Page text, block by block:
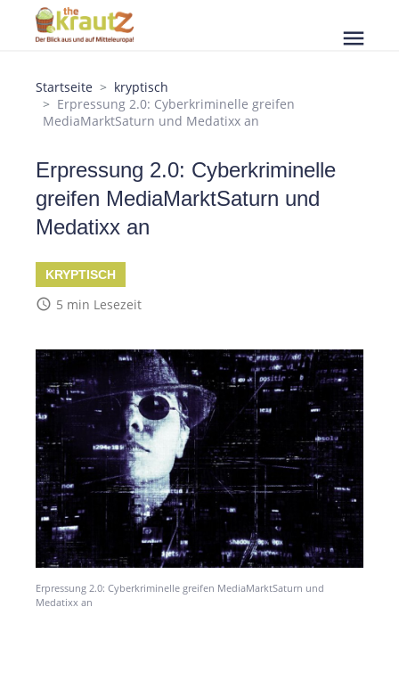
menu
Startseite
kryptisch
Erpressung 2.0: Cyberkriminelle greifen
MediaMarktSaturn und Medatixx an
Erpressung 2.0: Cyberkriminelle
greifen MediaMarktSaturn und
Medatixx an
KRYPTISCH
access_time 5 min Lesezeit
Erpressung 2.0: Cyberkriminelle greifen MediaMarktSaturn und
Medatixx an